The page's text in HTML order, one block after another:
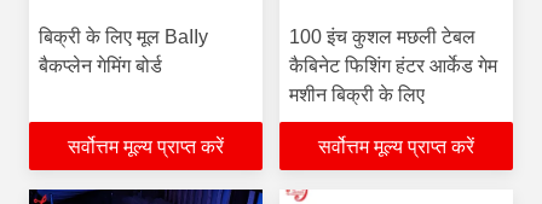
बिक्री के लिए मूल BaIIy
बैकप्लेन गेमिंग बोर्ड
सर्वोत्तम मूल्य प्राप्त करें
100 इंच कुशल मछली टेबल
कैबिनेट फिशिंग हंटर आर्केड गेम
मशीन बिक्री के लिए
सर्वोत्तम मूल्य प्राप्त करें